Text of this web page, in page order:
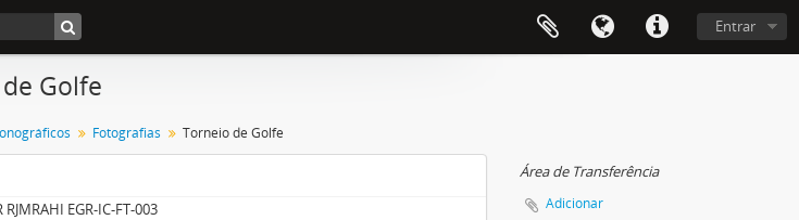
Entrar
Golfe
Fotografias Torneio de Golfe
RJMRAHI EGR-IC-FT-003
Área de Transferência
Adicionar